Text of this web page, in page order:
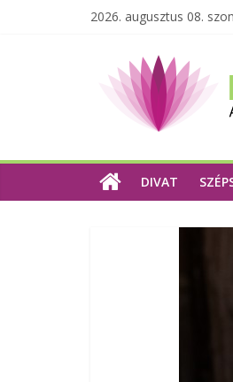
2026. augusztus 08.
DIVAT